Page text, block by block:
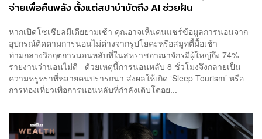
จ่ายเพื่อคืนพลัง ตั้งแต่สปาบำบัดถึง AI ช่วยฝัน
หากเปิดโซเชียลมีเดียยามเช้า คุณอาจเห็นคนแชร์ข้อมูลการนอนจาก
อุปกรณ์ติดตามการนอนไม่ต่างจากรูปโยคะหรือสมูทตี้มื้อเช้า
ท่ามกลางวิกฤตการนอนหลับที่ในสหราชอาณาจักรมีผู้ใหญ่ถึง 74%
รายงานว่านอนไม่ดี ด้วยเหตุนี้การนอนหลับ 8 ชั่วโมงจึงกลายเป็น
ความหรูหราที่หลายคนปรารถนา ส่งผลให้เกิด ‘Sleep Tourism’ หรือ
การท่องเที่ยวเพื่อการนอนหลับที่กำลังเติบโตอย...